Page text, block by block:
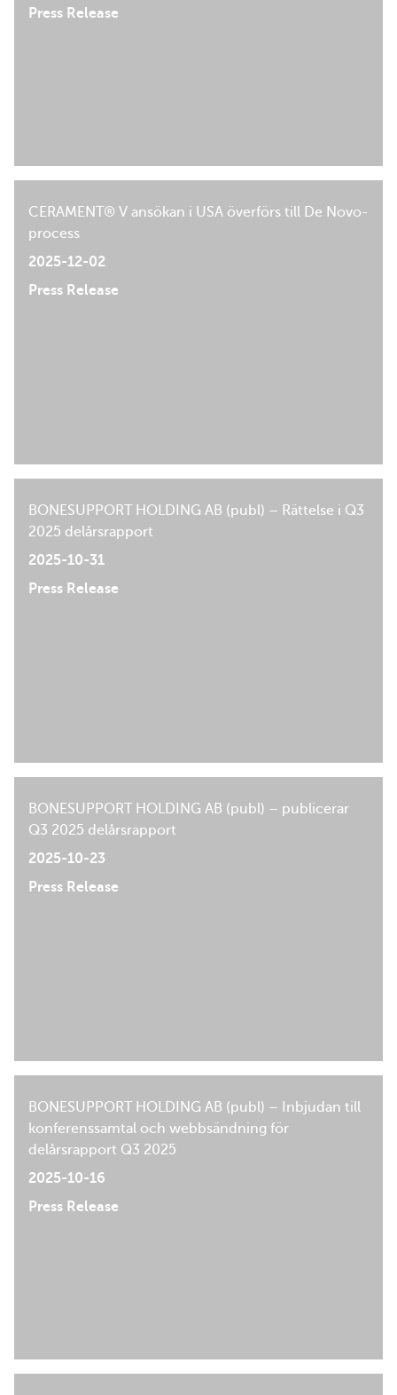
Press Release
CERAMENT® V ansökan i USA överförs till De Novo-
process
2025-12-02
Press Release
BONESUPPORT HOLDING AB (publ) – Rättelse i Q3
2025 delårsrapport
2025-10-31
Press Release
BONESUPPORT HOLDING AB (publ) – publicerar
Q3 2025 delårsrapport
2025-10-23
Press Release
BONESUPPORT HOLDING AB (publ) – Inbjudan till
konferenssamtal och webbsändning för
delårsrapport Q3 2025
2025-10-16
Press Release